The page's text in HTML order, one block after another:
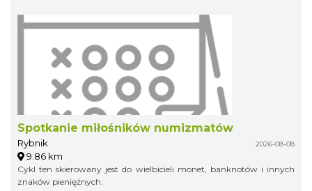
Spotkanie miłośników numizmatów
Rybnik 2026-08-08
9.86 km
Cykl ten skierowany jest do wielbicieli monet, banknotów i innych
znaków pieniężnych.